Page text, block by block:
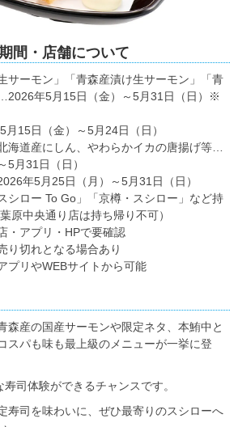
間・店舗について
サーモン」「青森産漬け生サーモン」「青
年5月15日（金）～5月31日（日）※
15日（金）～5月24日（日）
海道産にしん、やわらかイカの唐揚げ等…
5月31日（日）
年5月25日（月）～5月31日（日）
シロー To Go」「京樽・スシロー」など持
原中央通り店は持ち帰り不可）
・アプリ・HPで要確認
り切れとなる場合あり
プリやWEBサイトから可能
森産の国産サーモンや限定ネタ、本鮪中と
スパも味も最上級のメニューが一挙に登
司体験ができるチャンスです。
寿司を味わいに、ぜひ最寄りのスシローへ